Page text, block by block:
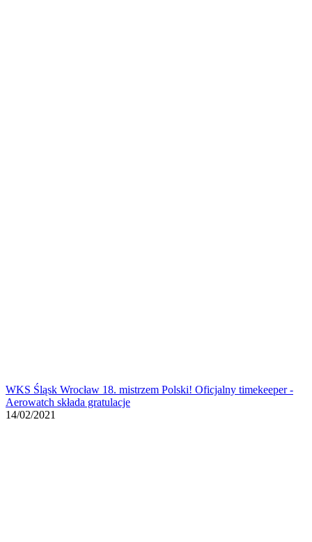
WKS Śląsk Wrocław 18. mistrzem Polski! Oficjalny timekeeper -
Aerowatch składa gratulacje
14/02/2021